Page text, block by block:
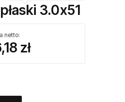
3.0x51
netto:
zł